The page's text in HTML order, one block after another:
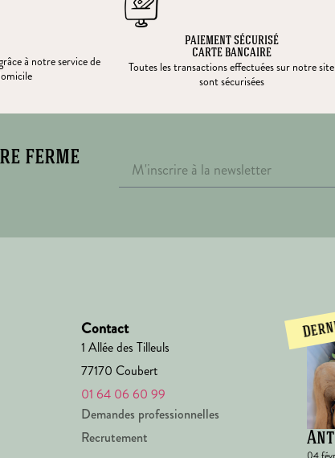
à notre service de
PAIEMENT SÉCURISÉ
CARTE BANCAIRE
Toutes les transactions effectuées sur notre site
sont sécurisées
ferme
Contact
1 Allée des Tilleuls
77170 Coubert
01 64 06 60 99
Demandes professionnelles
Recrutement